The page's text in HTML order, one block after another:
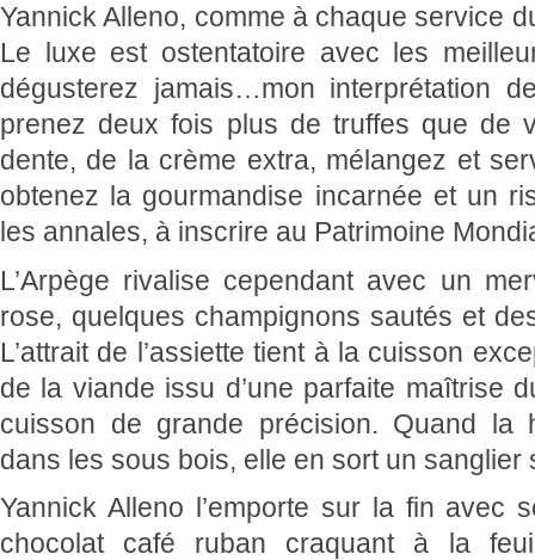
Yannick Alleno, comme à chaque service
Le luxe est ostentatoire avec les
dégusterez jamais…mon interprétation
prenez deux fois plus de truffes que de
dente, de la crème extra, mélangez et
obtenez la gourmandise incarnée et un
les annales, à inscrire au Patrimoine
L’Arpège rivalise cependant avec un
rose, quelques champignons sautés et
L’attrait de l’assiette tient à la cuisson
de la viande issu d’une parfaite maîtrise
cuisson de grande précision. Quand la
dans les sous bois, elle en sort un sanglier
Yannick Alleno l’emporte sur la fin avec
chocolat café ruban craquant à la